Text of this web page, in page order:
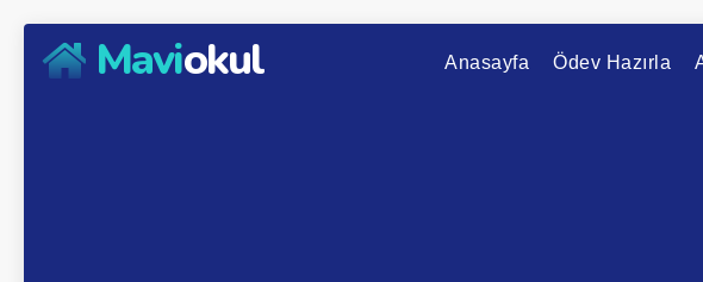
Maviokul Anasayfa Ödev Hazırla